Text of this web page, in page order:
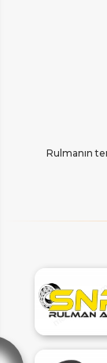
Rulmanın